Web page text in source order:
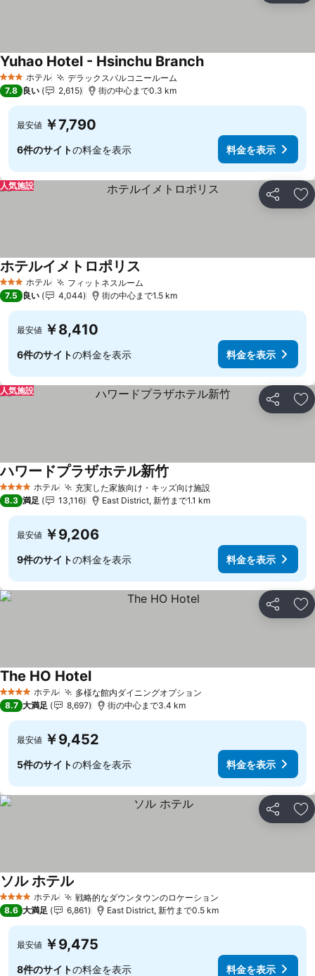
3 ホテルのランク
ホテル デラックスバルコニールーム
Yuhao Hotel - Hsinchu Branch
7.8 良い 2,615 街の中心まで0.3 km
最安値 ￥7,790
6件のサイトの料金を表示 料金を表示
シェア お
人気施設
3 ホテルのランク
ホテル フィットネスルーム
ホテルイメトロポリス
7.5 良い 4,044 街の中心まで1.5 km
最安値 ￥8,410
6件のサイトの料金を表示 料金を表示
シェア お
人気施設
4 ホテルのランク
ホテル 充実した家族向け・キッズ向け施設
ハワードプラザホテル新竹
8.3 満足 13,116 East District, 新竹まで1.1 km
最安値 ￥9,206
9件のサイトの料金を表示 料金を表示
シェア お
4 ホテルのランク
ホテル 多様な館内ダイニングオプション
The HO Hotel
8.7 大満足 8,697 街の中心まで3.4 km
最安値 ￥9,452
5件のサイトの料金を表示 料金を表示
シェア お
4 ホテルのランク
ホテル 戦略的なダウンタウンのロケーション
ソル ホテル
8.6 大満足 6,861 East District, 新竹まで0.5 km
最安値 ￥9,475
8件のサイトの料金を表示 料金を表示